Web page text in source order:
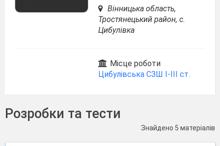
Вінницька область,
Тростянецький район, c.
Цибулівка
Місце роботи
Цибулівська СЗШ І-ІІІ ст.
Розробки та тести
Знайдено 5 матеріалів